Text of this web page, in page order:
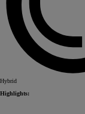
Hybrid
Highlights: